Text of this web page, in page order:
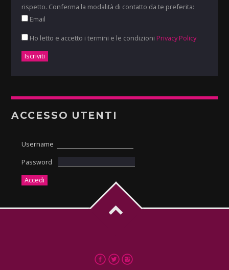
rispetto. Conferma la modalità di contatto da te preferita:
Email
Ho letto e accetto i termini e le condizioni Privacy Policy
ACCESSO UTENTI
Username
Password